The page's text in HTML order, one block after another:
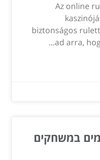
Az online
biztonságos
ad arra,
במשחקים